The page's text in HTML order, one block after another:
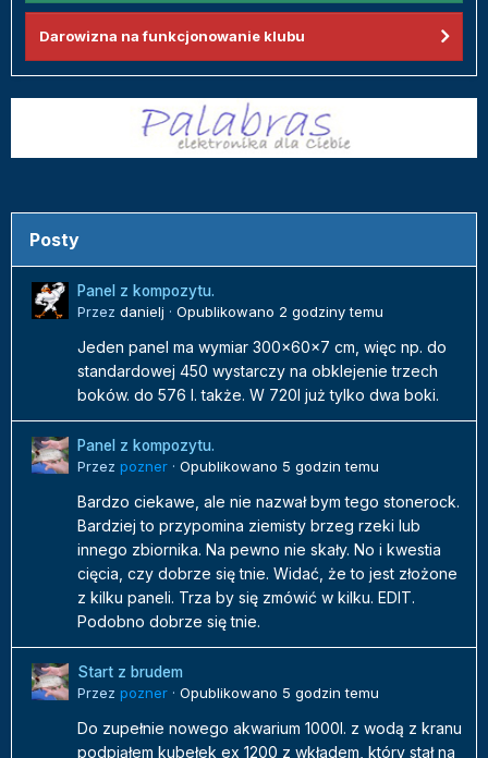
Darowizna na funkcjonowanie klubu
Posty
Panel z kompozytu.
Przez danielj · Opublikowano 2 godziny temu
Jeden panel ma wymiar 300x60x7 cm, więc np. do
standardowej 450 wystarczy na obklejenie trzech
boków. do 576 l. także. W 720l już tylko dwa boki.
Panel z kompozytu.
Przez pozner · Opublikowano 5 godzin temu
Bardzo ciekawe, ale nie nazwał bym tego stonerock.
Bardziej to przypomina ziemisty brzeg rzeki lub
innego zbiornika. Na pewno nie skały. No i kwestia
cięcia, czy dobrze się tnie. Widać, że to jest złożone
z kilku paneli. Trza by się zmówić w kilku. EDIT.
Podobno dobrze się tnie.
Start z brudem
Przez pozner · Opublikowano 5 godzin temu
Do zupełnie nowego akwarium 1000l. z wodą z kranu
podpiąłem kubełek ex 1200 z wkładem, który stał na